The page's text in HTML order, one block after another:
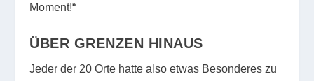
Moment!“
ÜBER GRENZEN HINAUS
Jeder der 20 Orte hatte also etwas Besonderes zu